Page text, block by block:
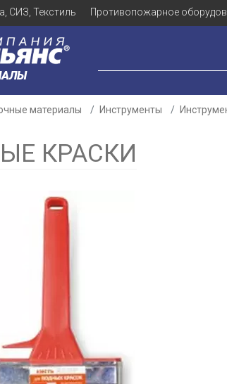
СИЗ, Текстиль Противопожарное
материалы Инструменты
КРАСКИ
Разбейте
Сегодня
25%